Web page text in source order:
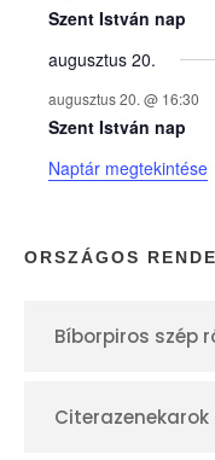
e
k
n
a
p
r
Szent István nap
augusztus 20.
augusztus 20. @ 16:30
Szent István nap
Naptár megtekintése
ORSZÁGOS
Bíborpiros szép